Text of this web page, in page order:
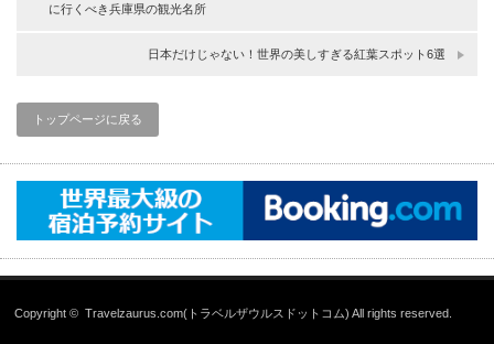
に行くべき兵庫県の観光名所
日本だけじゃない！世界の美しすぎる紅葉スポット6選
トップページに戻る
Copyright ©Travelzaurus.com(トラベルザウルスドットコム) All rights reserved.